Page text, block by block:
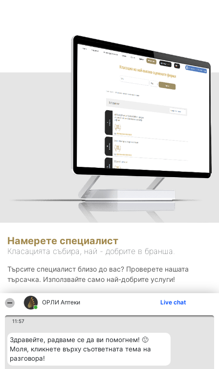
ОРЛИ Аптеки Live chat
11:57
Здравейте, радваме се да ви помогнем! 🙂
Моля, кликнете върху съответната тема на
разговора!
Намерете специалист
Класацията събира, най - добрите в бранша.
Търсите специалист близо до вас? Проверете нашата
търсачка. Използвайте само най-добрите услуги!